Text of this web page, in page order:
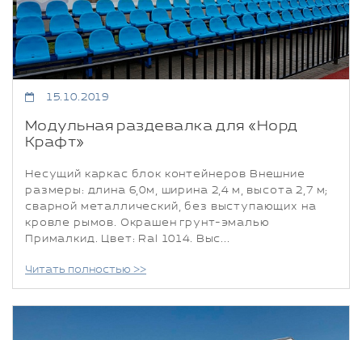
15.10.2019
Модульная раздевалка для «Норд
Крафт»
Несущий каркас блок контейнеров Внешние
размеры: длина 6,0м, ширина 2,4 м, высота 2,7 м;
сварной металлический, без выступающих на
кровле рымов. Окрашен грунт-эмалью
Прималкид. Цвет: Ral 1014. Выс...
Читать полностью >>